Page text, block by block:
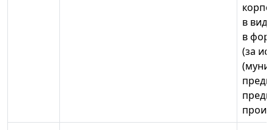
в
в
(за